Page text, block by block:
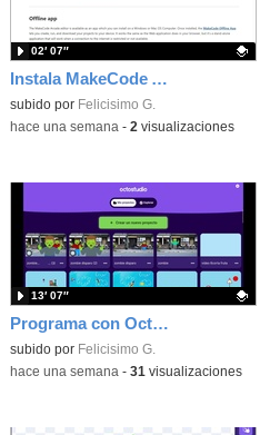
Instala MakeCode Arcade offline para programar grandes juegos sin necesidad de Internet
Contenido educativo.
subido por Felicisimo G.
02′ 07″
-hace una semana - 2 visualizaciones
Programa con OctoStudio, un juego de disparos contra Zombies con un cargador basado en el House of the dead
Contenido educativo.
subido por Felicisimo G.
13′ 07″
-hace una semana - 31 visualizaciones